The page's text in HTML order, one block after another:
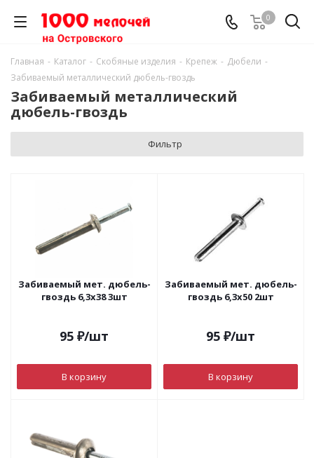
0
Главная - Каталог - Скобяные изделия - Крепеж - Дюбели -
Забиваемый металлический дюбель-гвоздь
Забиваемый металлический
дюбель-гвоздь
Фильтр
Забиваемый мет. дюбель-
гвоздь 6,3х38 3шт
95 ₽/шт
В корзину
Забиваемый мет. дюбель-
гвоздь 6,3х50 2шт
95 ₽/шт
В корзину